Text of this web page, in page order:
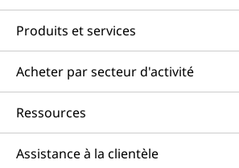
Produits et services
Acheter par secteur d'activité
Ressources
Assistance à la clientèle